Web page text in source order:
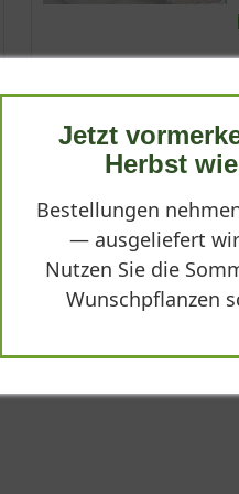
Mauve'
Mauve'
cheiri 'Bowles Mauve',
und horstbildend
längliche Laub in
Erscheinung eignet sich
Boden erhält.
ausdauernden Schönheit
die durch ihre lange
- +
cheiri 'Bowles
Jetzt
Herbst
Bestellungen
— ausgeliefert
Nutzen Sie die
Wunschpflanzen